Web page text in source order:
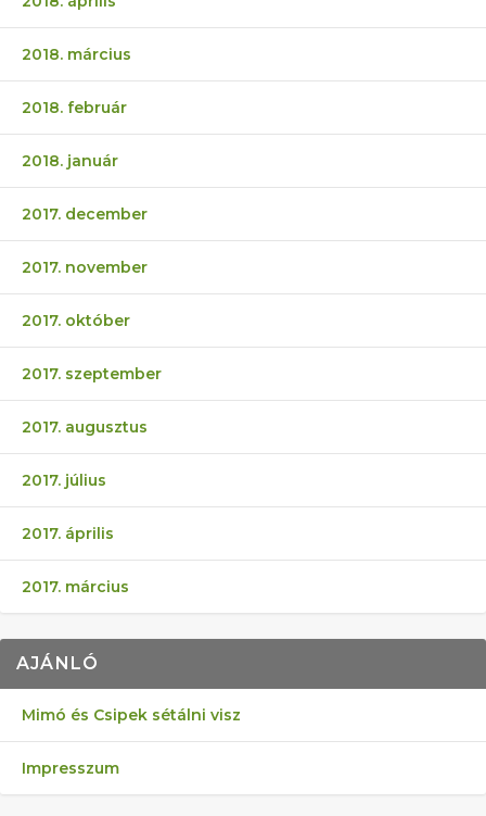
2018. március
2018. február
2018. január
2017. december
2017. november
2017. október
2017. szeptember
2017. augusztus
2017. július
2017. április
2017. március
AJÁNLÓ
Mimó és Csipek sétálni visz
Impresszum